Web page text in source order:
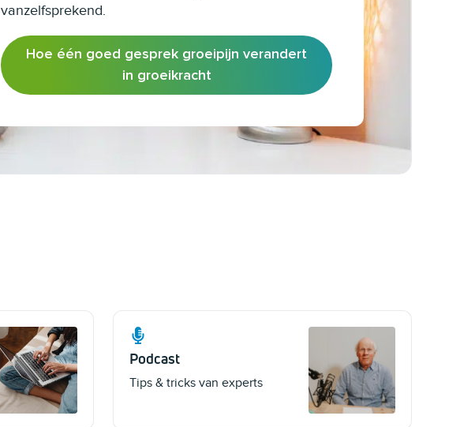
vanzelfsprekend.
Hoe één goed gesprek groeipijn verandert
in groeikracht
Podcast
Tips & tricks van experts